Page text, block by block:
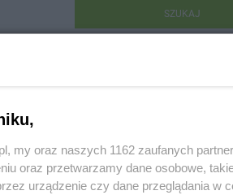
SZUKAJ
Firma Usługowa Zbigniew
my oraz naszych 1162 zaufanych
oraz przetwarzamy dane osobowe,
urządzenie czy dane przeglądania w